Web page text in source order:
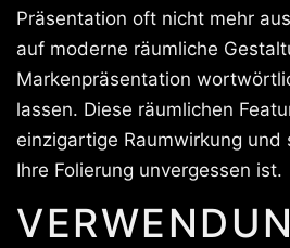
Präsentation oft nicht mehr
auf moderne räumliche
Markenpräsentation
lassen. Diese räumlichen
einzigartige Raumwirkung und
Ihre Folierung unvergessen ist.